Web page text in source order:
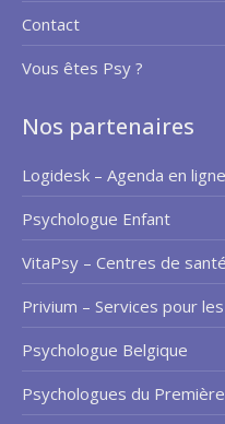
Contact
Vous êtes Psy ?
Nos partenaires
Logidesk – Agenda en
Psychologue Enfant
VitaPsy – Centres de
Privium – Services pour
Psychologue Belgique
Psychologues du